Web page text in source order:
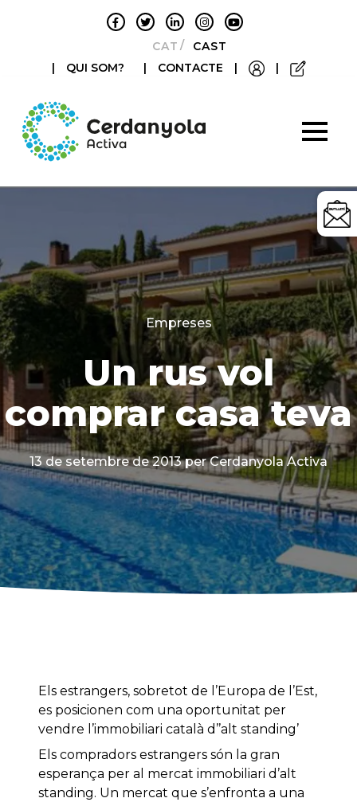
CATALÀCASTELLANO
|
QUI SOM? | CONTACTE | |
Categories
Empreses
Un rus vol
comprar casa teva
13 de setembre de 2013 per Cerdanyola Activa
Els estrangers, sobretot de l’Europa de l’Est,
es posicionen com una oportunitat per
vendre l’immobiliari català d’’alt standing’
Els compradors estrangers són la gran
esperança per al mercat immobiliari d’alt
standing. Un mercat que s’enfronta a una